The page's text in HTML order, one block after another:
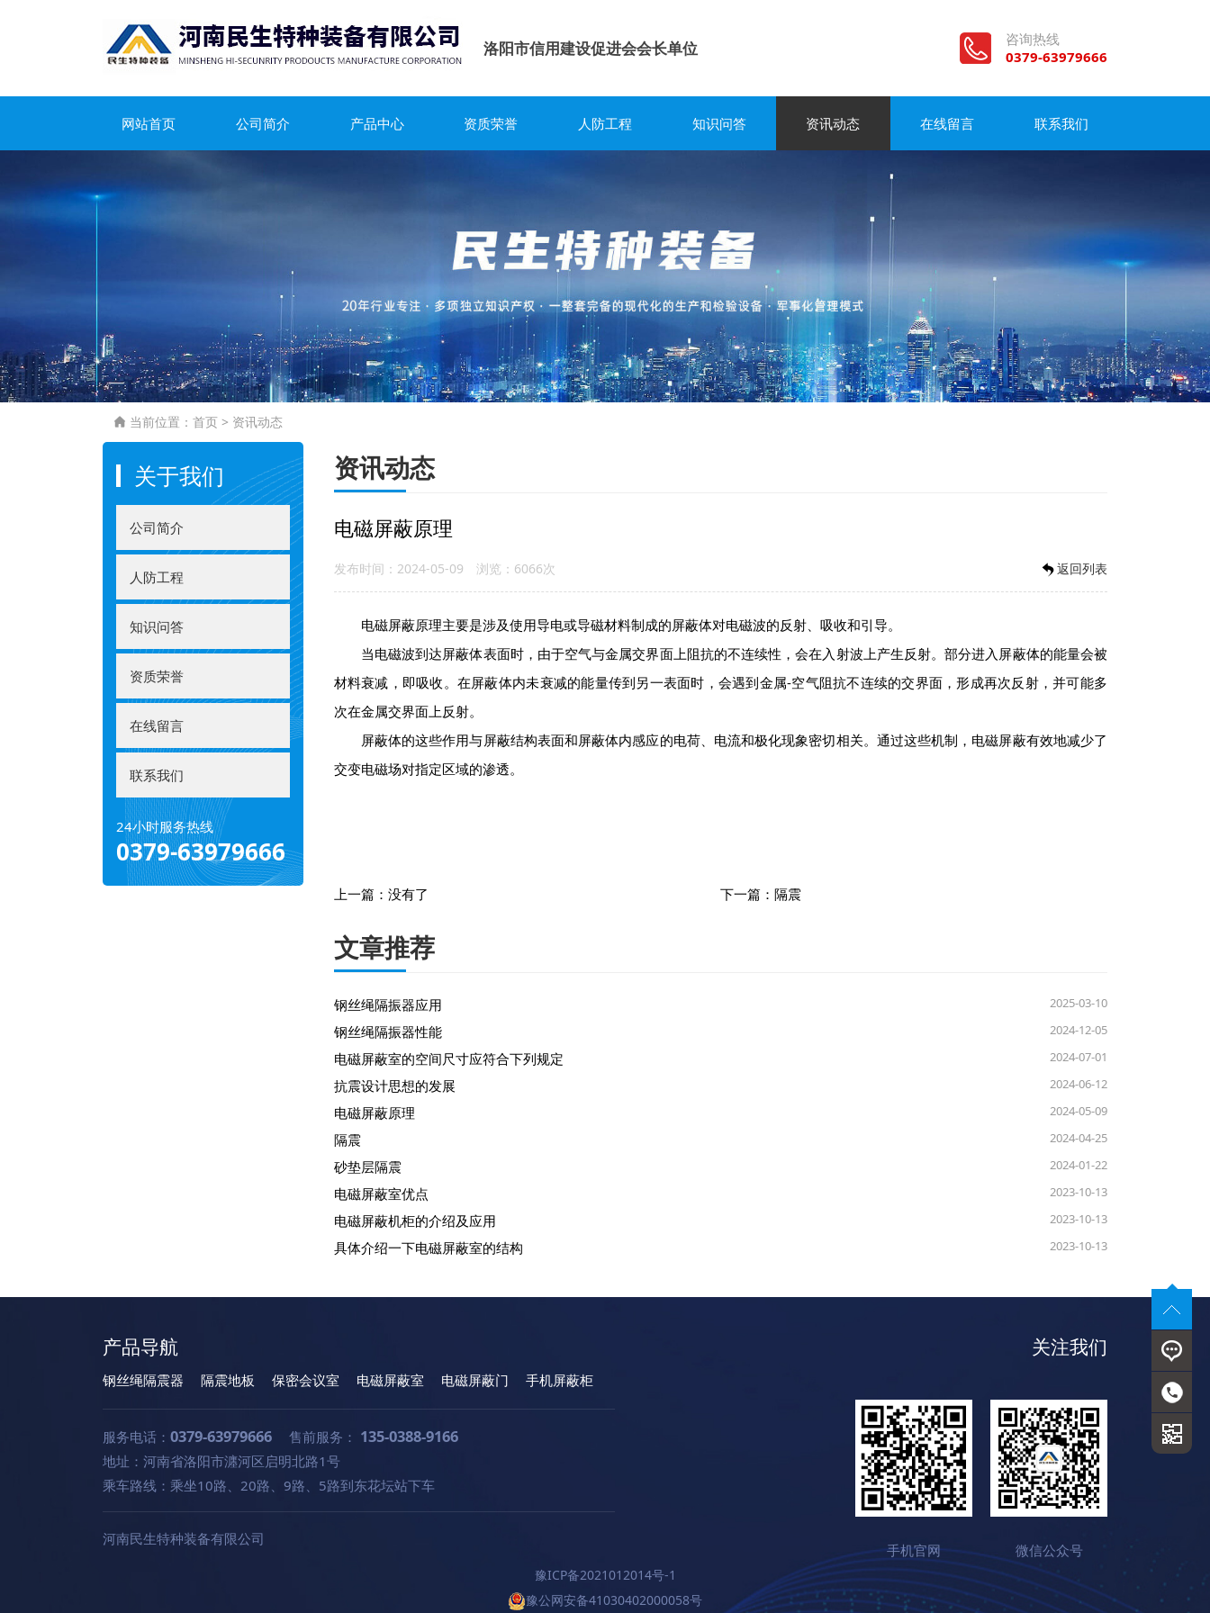
洛阳市信用建设促进会会长单位
咨询热线
0379-63979666
网站首页 公司简介 产品中心 资质荣誉 人防工程 知识问答 资讯动态 在线留言 联系我们
 当前位置： 首页 > 资讯动态
关于我们
公司简介
人防工程
知识问答
资质荣誉
在线留言
联系我们
24小时服务热线
0379-63979666
资讯动态
电磁屏蔽原理
发布时间：2024-05-09 浏览：6066次 返回列表
电磁屏蔽原理主要是涉及使用导电或导磁材料制成的屏蔽体对电磁波的反射、吸收和引导。
当电磁波到达屏蔽体表面时，由于空气与金属交界面上阻抗的不连续性，会在入射波上产生反射。部分进入屏蔽体的能量会被
材料衰减，即吸收。在屏蔽体内未衰减的能量传到另一表面时，会遇到金属-空气阻抗不连续的交界面，形成再次反射，并可能多
次在金属交界面上反射。
屏蔽体的这些作用与屏蔽结构表面和屏蔽体内感应的电荷、电流和极化现象密切相关。通过这些机制，电磁屏蔽有效地减少了
交变电磁场对指定区域的渗透。
上一篇： 没有了 下一篇：隔震
文章推荐
钢丝绳隔振器应用 2025-03-10
钢丝绳隔振器性能 2024-12-05
电磁屏蔽室的空间尺寸应符合下列规定 2024-07-01
抗震设计思想的发展 2024-06-12
电磁屏蔽原理 2024-05-09
隔震 2024-04-25
砂垫层隔震 2024-01-22
电磁屏蔽室优点 2023-10-13
电磁屏蔽机柜的介绍及应用 2023-10-13
具体介绍一下电磁屏蔽室的结构 2023-10-13
产品导航
钢丝绳隔震器 隔震地板 保密会议室 电磁屏蔽室 电磁屏蔽门 手机屏蔽柜
服务电话： 0379-63979666 售前服务： 135-0388-9166
地址：河南省洛阳市瀍河区启明北路1号
乘车路线：乘坐10路、20路、9路、5路到东花坛站下车
河南民生特种装备有限公司
关注我们
手机官网 微信公众号
豫ICP备2021012014号-1
豫公网安备41030402000058号